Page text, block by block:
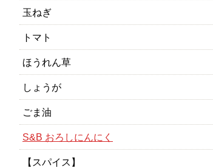
玉ねぎ
トマト
ほうれん草
しょうが
ごま油
S&B おろしにんにく
【スパイス】